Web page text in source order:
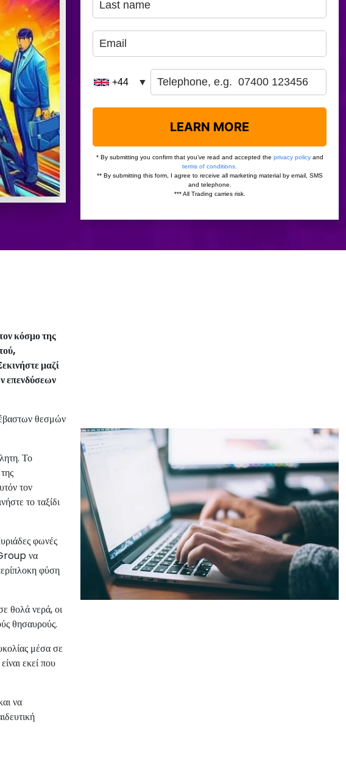
κόσμο της
μαζί
επενδύσεων
θεσμών
Το
τον
το ταξίδι
φωνές
να
φύση
θολά νερά, οι
θησαυρούς.
μέσα σε
εκεί που
να